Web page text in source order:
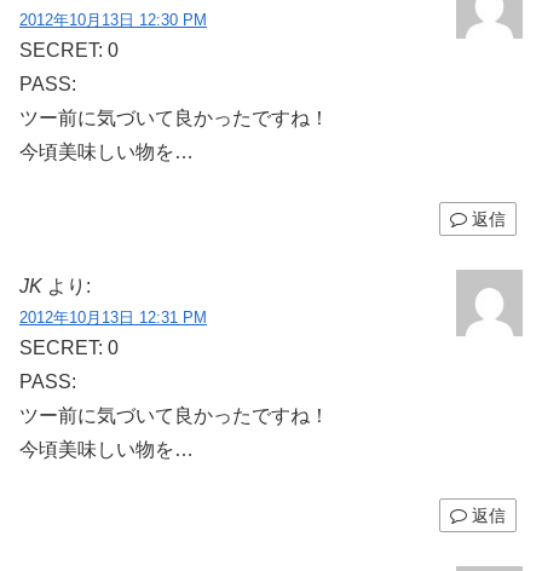
2012年10月13日 12:30 PM
SECRET: 0
PASS:
ツー前に気づいて良かったですね！
今頃美味しい物を…
返信
JK より:
2012年10月13日 12:31 PM
SECRET: 0
PASS:
ツー前に気づいて良かったですね！
今頃美味しい物を…
返信